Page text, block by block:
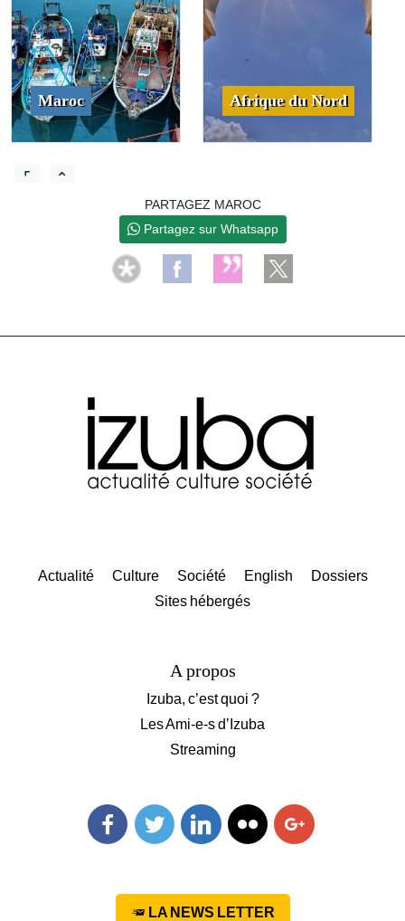
Maroc Afrique du Nord
PARTAGEZ MAROC
Partagez sur Whatsapp
Actualité Culture Société English
Dossiers
Sites hébergés
A propos
Izuba, c’est quoi ?
Les Ami-e-s d’Izuba
Streaming
LA NEWS LETTER